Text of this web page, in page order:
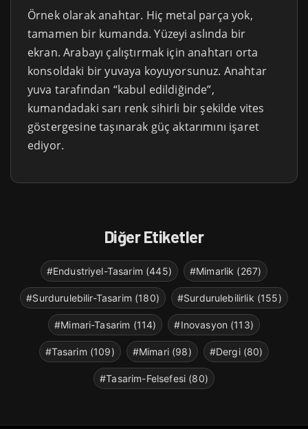
Örnek olarak anahtar. Hiç metal parça yok,
tamamen bir kumanda. Yüzeyi aslında bir
ekran. Arabayı çalıştırmak için anahtarı orta
konsoldaki bir yuvaya koyuyorsunuz. Anahtar
yuva tarafından “kabul edildiğinde”,
kumandadaki sarı renk sihirli bir şekilde vites
göstergesine taşınarak güç aktarımını işaret
ediyor.
Diğer Etiketler
#Endustriyel-Tasarim (445) #Mimarlik (267)
#Surdurulebilir-Tasarim (180) #Surdurulebilirlik (155)
#Mimari-Tasarim (114) #Inovasyon (113)
#Tasarim (109) #Mimari (98) #Dergi (80)
#Tasarim-Felsefesi (80)